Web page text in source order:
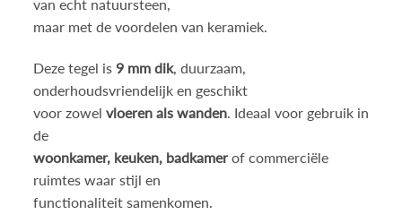
van echt natuursteen,
maar met de voordelen van keramiek.
Deze tegel is 9 mm dik, duurzaam,
onderhoudsvriendelijk en geschikt
voor zowel vloeren als wanden. Ideaal voor gebruik in
de
woonkamer, keuken, badkamerof commerciële
ruimtes waar stijl en
functionaliteit samenkomen.